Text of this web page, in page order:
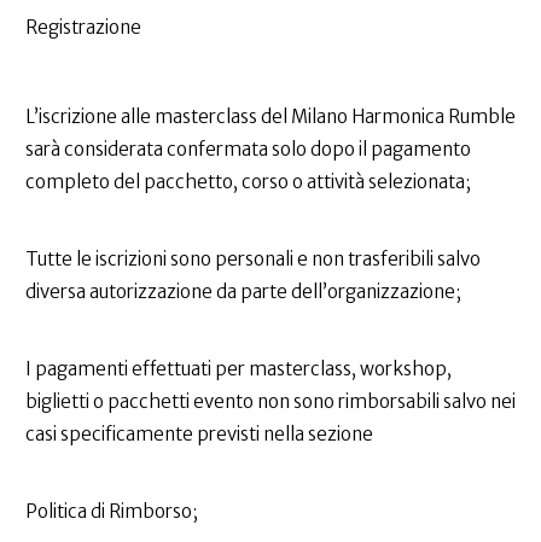
Registrazione
L’iscrizione alle masterclass del Milano Harmonica Rumble
sarà considerata confermata solo dopo il pagamento
completo del pacchetto, corso o attività selezionata;
Tutte le iscrizioni sono personali e non trasferibili salvo
diversa autorizzazione da parte dell’organizzazione;
I pagamenti effettuati per masterclass, workshop,
biglietti o pacchetti evento non sono rimborsabili salvo nei
casi specificamente previsti nella sezione
Politica di Rimborso;